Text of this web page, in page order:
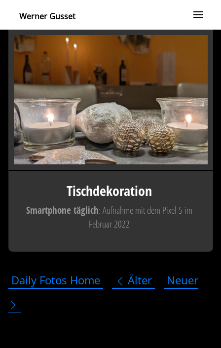
Werner Gusset
Tischdekoration
Smartphone täglich: Aufnahme mit dem Pixel 5 im
Februar 2022
Daily Fotos Home Älter Neuer